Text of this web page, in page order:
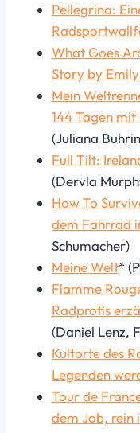
Pellegrina:
What Goes
Story by
Mein
144 Tagen
(Juliana
Full Tilt:
(Dervla
How To
dem Fahrrad
Schumacher)
Meine Welt*
Flamme
Radprofis
(Daniel Lenz,
Kultorte des
Legenden
Tour de
dem Job, rein